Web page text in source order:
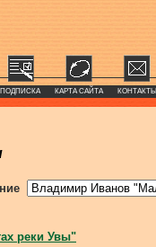
ПОДПИСКА КАРТА САЙТА КОНТАКТЫ
реки Увы"